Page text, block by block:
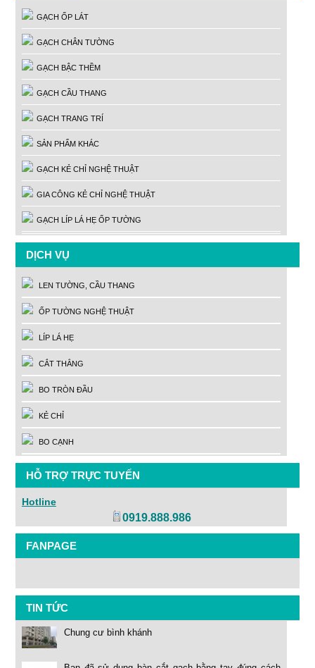
GẠCH ỐP LÁT
GẠCH CHÂN TƯỜNG
GẠCH BẬC THỀM
GẠCH CẦU THANG
GẠCH TRANG TRÍ
SẢN PHẨM KHÁC
GẠCH KẺ CHỈ NGHỆ THUẬT
GIA CÔNG KẺ CHỈ NGHỆ THUẬT
GẠCH LÍP LÁ HẸ ỐP TƯỜNG
DỊCH VỤ
LEN TƯỜNG, CẦU THANG
ỐP TƯỜNG NGHỆ THUẬT
LÍP LÁ HẸ
CẮT THẲNG
BO TRÒN ĐẦU
KẺ CHỈ
BO CẠNH
HỖ TRỢ TRỰC TUYẾN
Hotline
0919.888.986
FANPAGE
TIN TỨC
Chung cư bình khánh